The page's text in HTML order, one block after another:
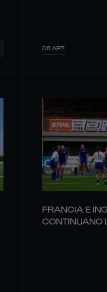
08 APR
FRANCIA E
CONTINUANO